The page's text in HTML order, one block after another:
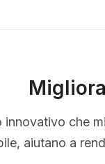
innovativo che
aiutano a